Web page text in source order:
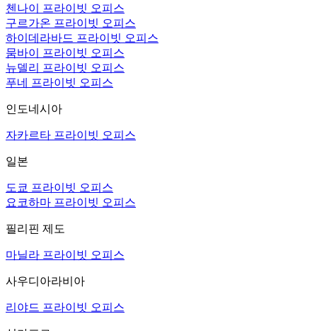
첸나이 프라이빗 오피스
구르가온 프라이빗 오피스
하이데라바드 프라이빗 오피스
뭄바이 프라이빗 오피스
뉴델리 프라이빗 오피스
푸네 프라이빗 오피스
인도네시아
자카르타 프라이빗 오피스
일본
도쿄 프라이빗 오피스
요코하마 프라이빗 오피스
필리핀 제도
마닐라 프라이빗 오피스
사우디아라비아
리야드 프라이빗 오피스